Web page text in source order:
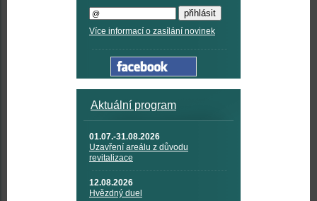
Více informací o zasílání novinek
Aktuální program
01.07.-31.08.2026
Uzavření areálu z důvodu
revitalizace
12.08.2026
Hvězdný duel